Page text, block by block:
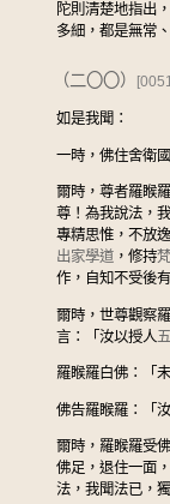
陀則清楚地指出
多細，都是無常
（二〇〇）
如是我聞：
一時，佛住舍衛
爾時，尊者羅睺
尊！為我說法，
專精思惟，不放
出家學道 ，修持
作，自知不受後有
爾時，世尊觀察
言：「汝以授人
羅睺羅白佛：「
佛告羅睺羅：「
爾時，羅睺羅受
佛足，退住一面
法，我聞法已，